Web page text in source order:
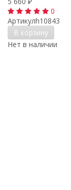
₽
0
Артикулh10843
В корзину
Нет в наличии